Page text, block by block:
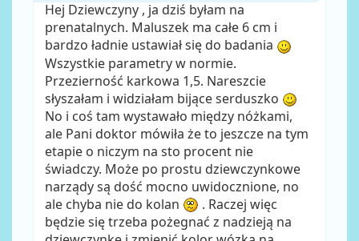
Hej Dziewczyny , ja dziś byłam na
prenatalnych. Maluszek ma całe 6 cm i
bardzo ładnie ustawiał się do badania
Wszystkie parametry w normie.
Przezierność karkowa 1,5. Nareszcie
słyszałam i widziałam bijące serduszko
No i coś tam wystawało między nóżkami,
ale Pani doktor mówiła że to jeszcze na tym
etapie o niczym na sto procent nie
świadczy. Może po prostu dziewczynkowe
narządy są dość mocno uwidocznione, no
ale chyba nie do kolan
. Raczej więc
będzie się trzeba pożegnać z nadzieją na